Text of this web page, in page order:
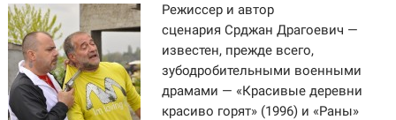
Режиссер и автор
сценария Срджан Драгоевич —
известен, прежде всего,
зубодробительными военными
драмами — «Красивые деревни
красиво горят» (1996) и «Раны»